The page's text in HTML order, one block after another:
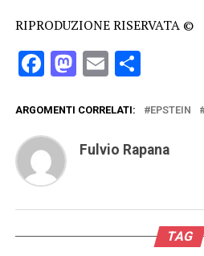
RIPRODUZIONE RISERVATA ©
Facebook
Mastodon
Email
ARGOMENTI CORRELATI: EPSTEIN
Fulvio Rapana
TAG